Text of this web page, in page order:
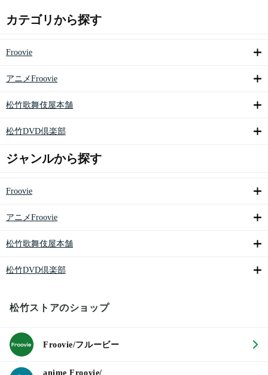
カテゴリから探す
Froovie
アニメFroovie
松竹歌舞伎屋本舗
松竹DVD倶楽部
ジャンルから探す
Froovie
アニメFroovie
松竹歌舞伎屋本舗
松竹DVD倶楽部
松竹ストアのショップ
Froovie/フルービー
anime Froovie/